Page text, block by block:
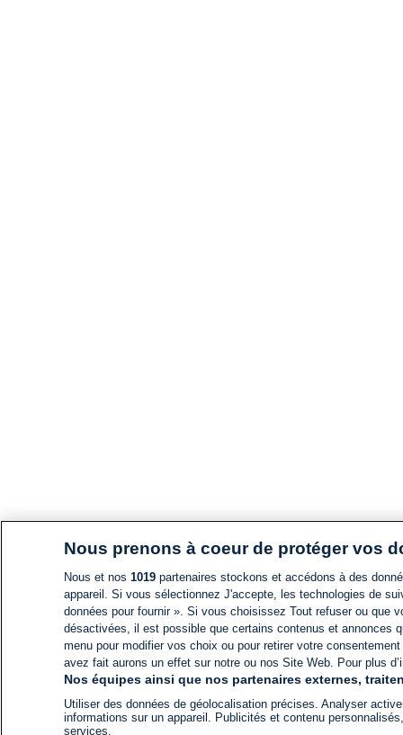
Nous prenons à coeur de protéger vos
Nous et nos 1019partenaires stockons et accédons à des
appareil. Si vous sélectionnez J'accepte, les technologies de
données pour fournir ». Si vous choisissez Tout refuser ou
désactivées, il est possible que certains contenus et annonces
menu pour modifier vos choix ou pour retirer votre
avez fait aurons un effet sur notre ou nos Site Web. Pour plus
Nos équipes ainsi que nos partenaires externes,
Utiliser des données de géolocalisation précises. Analyser
informations sur un appareil. Publicités et contenu
services.